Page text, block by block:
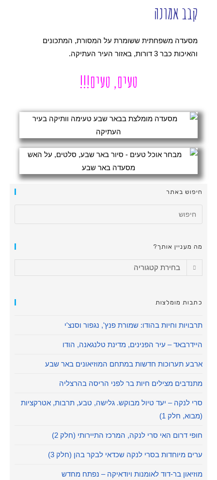
קבב אמונה
מסעדה משפחתית ששומרת על המסורת, המתכונים
והאיכות כבר 3 דורות, באזור העיר העתיקה.
טעים, טעים!!!
חיפוש באתר
מה מעניין אותך?
בחירת קטגוריה
כתבות מומלצות
תרבויות וחיות בהודו: שמורת פנץ', נגפור וסנצ'י
היידרבאד – עיר הפנינים, מדינת טלנגאנה, הודו
ארבע תערוכות חדשות במתחם המוזיאונים באר שבע
מתנדבים מצילים חיות בר לפני הריסה בהרצליה
סרי לנקה – יעד טיול מבוקש. גלישה, טבע, תרבות, אטרקציות
(מבוא, חלק 1)
חופי דרום האי סרי לנקה, המרכז התיירותי (חלק 2)
ערים מיוחדות בסרי לנקה שכדאי לבקר בהן (חלק 3)
מוזיאון בר-דוד לאומנות ויודאיקה – נפתח מחדש